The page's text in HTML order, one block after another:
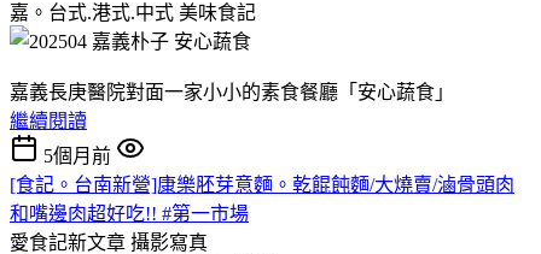
嘉。台式.港式.中式 美味食記
嘉義長庚醫院對面一家小小的素食餐廳「安心蔬食」
繼續閱讀
5個月前
[食記。台南新營]康樂胚芽意麵。乾餛飩麵/大燒賣/滷骨頭肉
和嘴邊肉超好吃!! #第一市場
愛食記新文章 攝影寫真